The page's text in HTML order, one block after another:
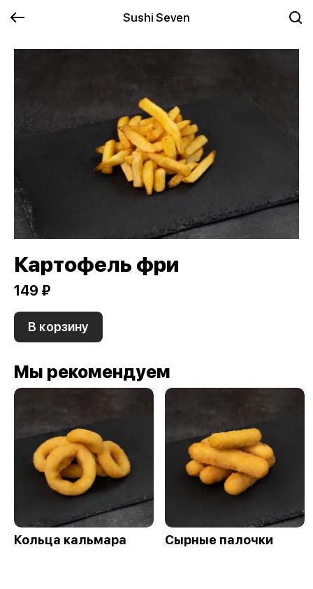
Sushi Seven
Картофель фри
149 ₽
В корзину
Мы рекомендуем
Кольца кальмара Сырные палочки